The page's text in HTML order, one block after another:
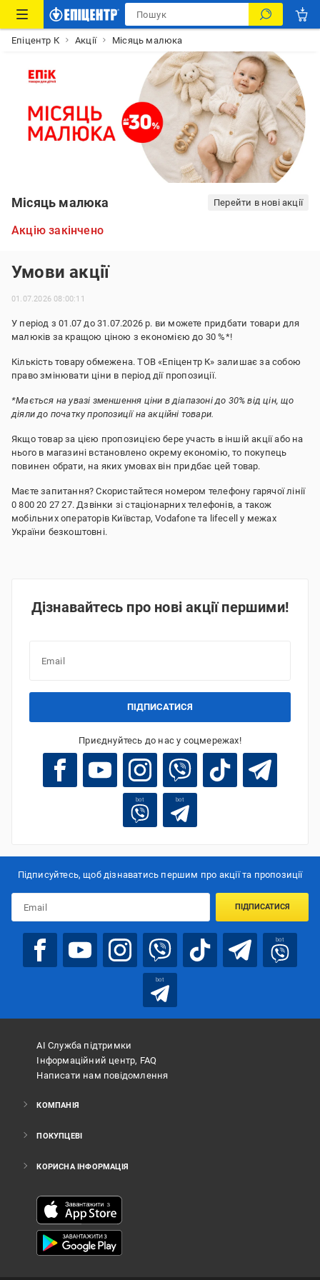
Епіцентр К Акції Місяць малюка
Місяць малюка Перейти в нові акції
Акцію закінчено
Умови акції
01.07.2026 08:00:11
У період з 01.07 до 31.07.2026 р. ви можете придбати товари для
малюків за кращою ціною з економією до 30 %*!
Кількість товару обмежена. ТОВ «Епіцентр К» залишає за собою
право змінювати ціни в період дії пропозиції.
*Мається на увазі зменшення ціни в діапазоні до 30% від цін, що
діяли до початку пропозиції на акційні товари.
Якщо товар за цією пропозицією бере участь в іншій акції або на
нього в магазині встановлено окрему економію, то покупець
повинен обрати, на яких умовах він придбає цей товар.
Маєте запитання? Скористайтеся номером телефону гарячої лінії
0 800 20 27 27. Дзвінки зі стаціонарних телефонів, а також
мобільних операторів Київстар, Vodafone та lifecell у межах
України безкоштовні.
Дізнавайтесь про нові акції першими!
ПІДПИСАТИСЯ
Приєднуйтесь до нас у соцмережах!
bot bot
Підписуйтесь, щоб дізнаватись першим про акції та пропозиції
ПІДПИСАТИСЯ
bot
bot
АІ Служба підтримки
Інформаційний центр, FAQ
Написати нам повідомлення
КОМПАНІЯ
ПОКУПЦЕВІ
КОРИСНА ІНФОРМАЦІЯ